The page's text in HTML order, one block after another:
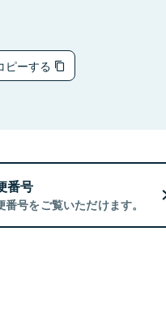
ピーする
番号
号をご覧いただけます。